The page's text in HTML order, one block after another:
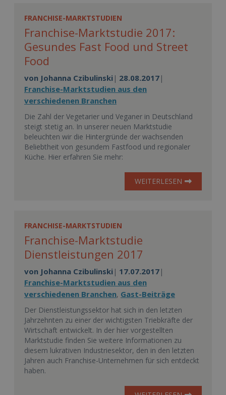
FRANCHISE-MARKTSTUDIEN
Franchise-Marktstudie 2017:
Gesundes Fast Food und Street
Food
von Johanna Czibulinski | 28.08.2017 |
Franchise-Marktstudien aus den
verschiedenen Branchen
Die Zahl der Vegetarier und Veganer in Deutschland
steigt stetig an. In unserer neuen Marktstudie
beleuchten wir die Hintergründe der wachsenden
Beliebtheit von gesundem Fastfood und regionaler
Küche. Hier erfahren Sie mehr:
WEITERLESEN
FRANCHISE-MARKTSTUDIEN
Franchise-Marktstudie
Dienstleistungen 2017
von Johanna Czibulinski | 17.07.2017 |
Franchise-Marktstudien aus den
verschiedenen Branchen, Gast-Beiträge
Der Dienstleistungssektor hat sich in den letzten
Jahrzehnten zu einer der wichtigsten Triebkräfte der
Wirtschaft entwickelt. In der hier vorgestellten
Marktstudie finden Sie weitere Informationen zu
diesem lukrativen Industriesektor, den in den letzten
Jahren auch Franchise-Unternehmen für sich entdeckt
haben.